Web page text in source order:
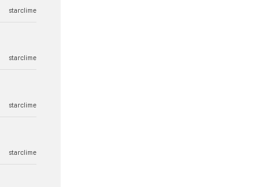
starclime
starclime
starclime
starclime